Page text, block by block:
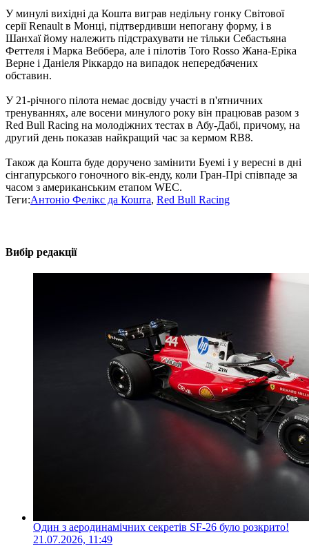
У минулі вихідні да Кошта виграв недільну гонку Світової
серії Renault в Монці, підтвердивши непогану форму, і в
Шанхаї йому належить підстрахувати не тільки Себастьяна
Феттеля і Марка Веббера, але і пілотів Toro Rosso Жана-Еріка
Верне і Даніеля Ріккардо на випадок непередбачених
обставин.
У 21-річного пілота немає досвіду участі в п'ятничних
тренуваннях, але восени минулого року він працював разом з
Red Bull Racing на молодіжних тестах в Абу-Дабі, причому, на
другий день показав найкращий час за кермом RB8.
Також да Кошта буде доручено замінити Буемі і у вересні в дні
сінгапурського гоночного вік-енду, коли Гран-Прі співпаде за
часом з американським етапом WEC.
Теги:Антоніо Фелікс да Кошта, Red Bull Racing
Вибір редакції
Один з аеродинамічних секретів SF-26 було розкрито!
21.07.2026, 11:49